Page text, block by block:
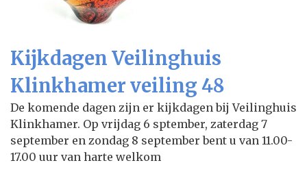
Kijkdagen Veilinghuis
Klinkhamer veiling 48
De komende dagen zijn er kijkdagen bij Veilinghuis
Klinkhamer. Op vrijdag 6 sptember, zaterdag 7
september en zondag 8 september bent u van 11.00-
17.00 uur van harte welkom